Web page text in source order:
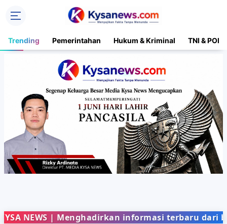
Trending Pemerintahan Hukum & Kriminal TNI &
| Menghadirkan informasi terbaru dari